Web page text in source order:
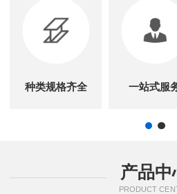
种类规格齐全 一站式服
产品中
PRODUCT